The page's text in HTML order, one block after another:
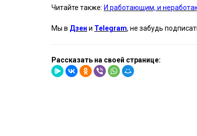
Читайте также: И работающим, и
Мы в Дзен и Telegram, не забудь
Рассказать на своей странице: